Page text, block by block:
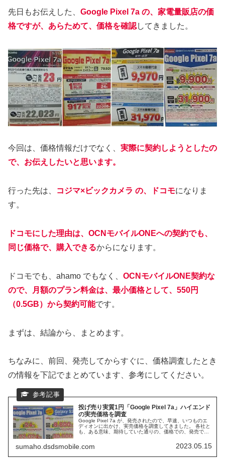
先日もお伝えした、 Google Pixel 7a の、家電量販店の価
格ですが、あらためて、価格を確認してきました。
今回は、価格情報だけでなく、 実際に契約しようとしたの
で、お伝えしたいと思います。
行った先は、 コジマ×ビックカメラ の、ドコモになりま
す。
ドコモにした理由は、OCNモバイルONEへの契約でも、
同じ価格で、購入できるからになります。
ドコモでも、ahamo でもなく、 OCNモバイルONE契約な
ので、月額のプラン料金は、最小価格として、550円
（0.5GB）から契約可能です。
まずは、結論から、まとめます。
ちなみに、前回、発売してからすぐに、価格調査したとき
の情報を下記でまとめています、参考にしてください。
投げ売り実質1円「Google Pixel 7a」ハイエンド
の実売価格を調査
Google Pixel 7a が、発売されたので、早速、いつものエ
ディオンに出かけ、実売価格を調査してきました。 各社と
も、ある意味、期待していた通りの、価格での、発売でし
で、7a にも、一括価格を、期待したいと思います。
sumaho.dsdsmobile.com 2023.05.15